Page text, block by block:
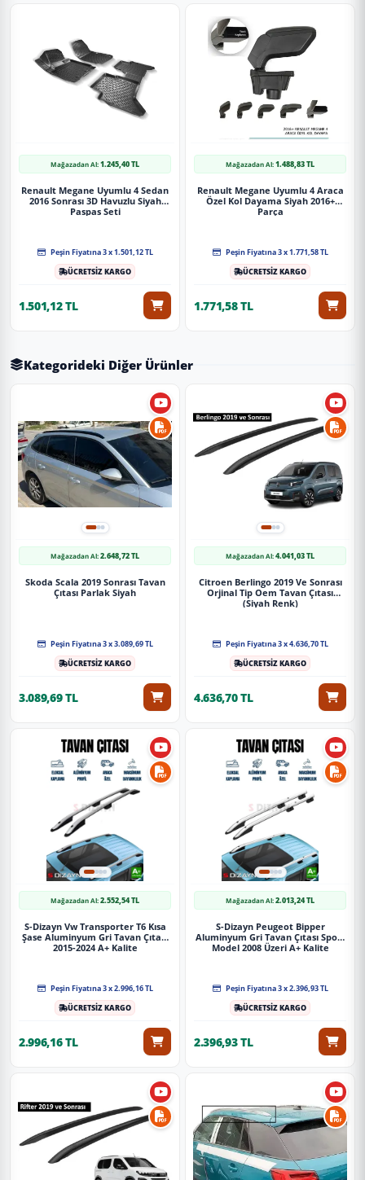
Mağazadan Al:1.245,40 TL
Renault Megane Uyumlu 4 Sedan
2016 Sonrası 3D Havuzlu Siyah
Paspas Seti
Peşin Fiyatına 3 x 1.501,12 TL
ÜCRETSİZ KARGO
1.501,12 TL
Mağazadan Al:1.488,83 TL
Renault Megane Uyumlu 4 Araca
Özel Kol Dayama Siyah 2016+
Parça
Peşin Fiyatına 3 x 1.771,58 TL
ÜCRETSİZ KARGO
1.771,58 TL
Kategorideki Diğer Ürünler
Mağazadan Al:2.648,72 TL
Skoda Scala 2019 Sonrası Tavan
Çıtası Parlak Siyah
Peşin Fiyatına 3 x 3.089,69 TL
ÜCRETSİZ KARGO
3.089,69 TL
Mağazadan Al:4.041,03 TL
Citroen Berlingo 2019 Ve Sonrası
Orjinal Tip Oem Tavan Çıtası
(Siyah Renk)
Peşin Fiyatına 3 x 4.636,70 TL
ÜCRETSİZ KARGO
4.636,70 TL
Mağazadan Al:2.552,54 TL
S-Dizayn Vw Transporter T6 Kısa
Şase Aluminyum Gri Tavan Çıtası
2015-2024 A+ Kalite
Peşin Fiyatına 3 x 2.996,16 TL
ÜCRETSİZ KARGO
2.996,16 TL
Mağazadan Al:2.013,24 TL
S-Dizayn Peugeot Bipper
Aluminyum Gri Tavan Çıtası Sport
Model 2008 Üzeri A+ Kalite
Peşin Fiyatına 3 x 2.396,93 TL
ÜCRETSİZ KARGO
2.396,93 TL